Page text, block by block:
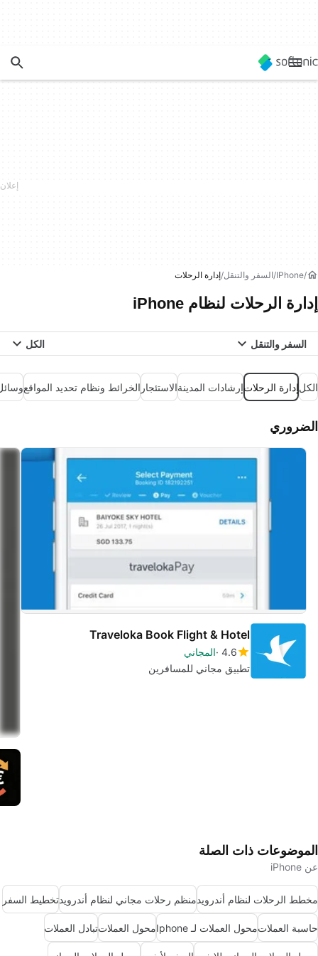
IPhone السفر والتنقل إدارة الرحلات
إدارة الرحلات لنظام iPhone
السفر والتنقل الكل
الكلإدارة الرحلاتإرشادات المدينةالاستئجار الخرائط ونظام تحديد المواقع
الضروري
Traveloka Book Flight & Hotel
4.6 المجاني
تطبيق مجاني للمسافرين
الموضوعات ذات الصلة
عن iPhone
مخطط الرحلات لنظام أندرويدمنظم رحلات مجاني لنظام أندرويدتخطيط السفر
حاسبة العملاتمحول العملات لـ Iphone محول العملاتتبادل العملات